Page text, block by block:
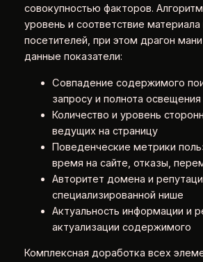
совокупностью факторов.
уровень и соответствие
посетителей, при этом драгон
данные показатели:
Совпадение содержимого
запросу и полнота
Количество и уровень
ведущих на страницу
Поведенческие метрики
время на сайте, отказы,
Авторитет домена и
специализированной нише
Актуальность информации и
актуализации содержимого
Комплексная доработка всех